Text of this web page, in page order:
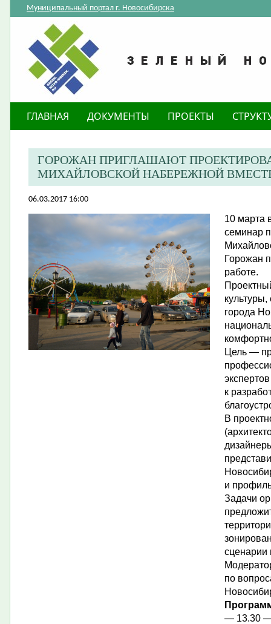
Муниципальный портал г. Новосибирска
ГЛАВНАЯ ДОКУМЕНТЫ ПРОЕКТЫ
ГОРОЖАН ПРИГЛАШАЮТ
МИХАЙЛОВСКОЙ НАБЕРЕЖНОЙ
06.03.2017 16:00
10 марта
семинар
Горожан
работе.
города
Цель —
к
В
и
Задачи
сценарии
по
— 13.30 —